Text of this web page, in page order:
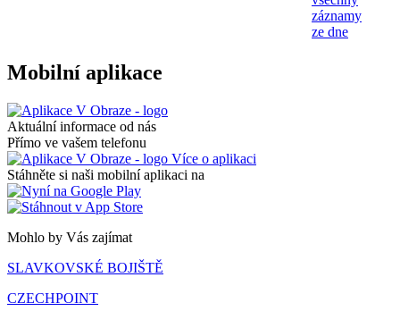
záznamy
ze dne
Mobilní aplikace
Aktuální informace od nás
Přímo ve vašem telefonu
Více o aplikaci
Stáhněte si naši mobilní aplikaci na
Mohlo by Vás zajímat
SLAVKOVSKÉ BOJIŠTĚ
CZECHPOINT